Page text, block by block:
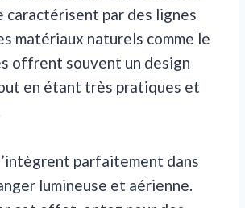
caractérisent par des lignes
matériaux naturels comme le
offrent souvent un design
en étant très pratiques et
parfaitement dans
lumineuse et aérienne.